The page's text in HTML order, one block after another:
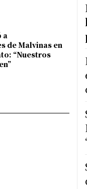
a
de Malvinas en
“Nuestros